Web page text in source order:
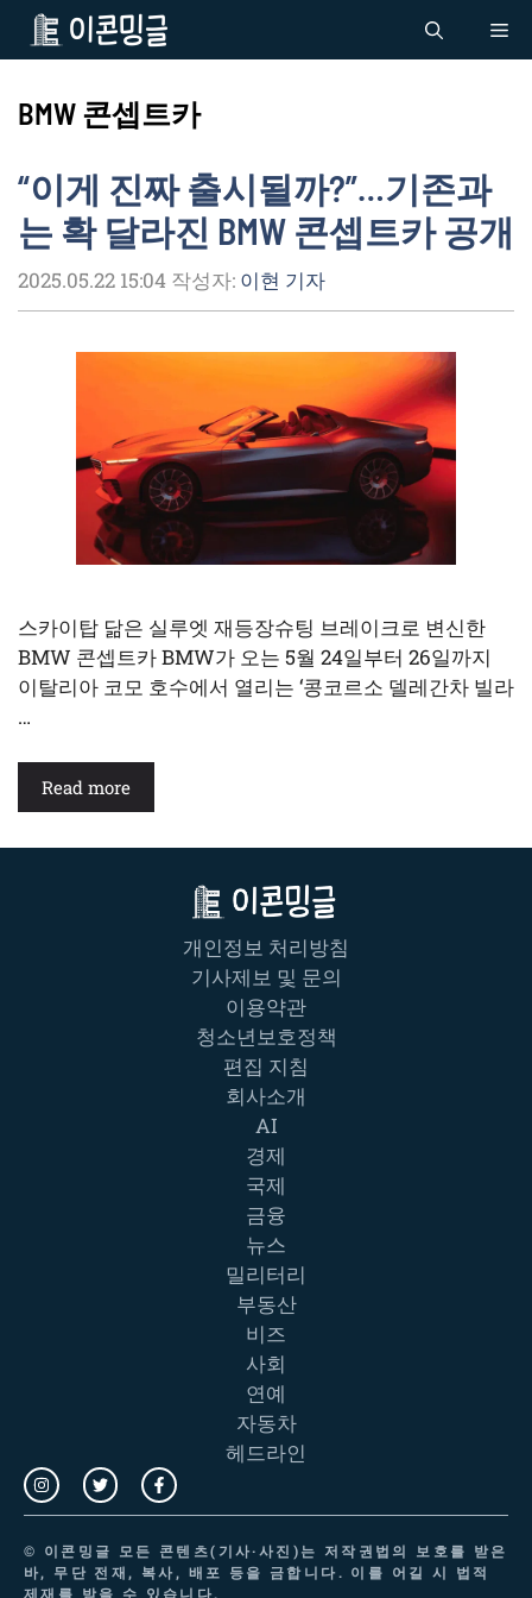
뛰
BMW 콘셉트카
“이게 진짜 출시될까?”…기존과
는 확 달라진 BMW 콘셉트카 공개
2025.05.22 15:04 작성자: 이현 기자
스카이탑 닮은 실루엣 재등장슈팅 브레이크로 변신한
BMW 콘셉트카 BMW가 오는 5월 24일부터 26일까지
이탈리아 코모 호수에서 열리는 ‘콩코르소 델레간차 빌라
…
Read more
개인정보 처리방침
기사제보 및 문의
이용약관
청소년보호정책
편집 지침
회사소개
AI
경제
국제
금융
뉴스
밀리터리
부동산
비즈
사회
연예
자동차
헤드라인
© 이콘밍글
모든 콘텐츠(기사·사진)는 저작권법의 보호를 받은
바, 무단 전재, 복사, 배포 등을 금합니다. 이를 어길 시 법적
제재를 받을 수 있습니다.